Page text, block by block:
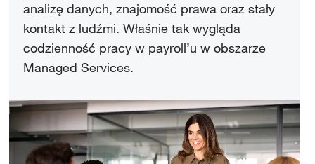
analizę danych, znajomość prawa oraz stały
kontakt z ludźmi. Właśnie tak wygląda
codzienność pracy w payroll’u w obszarze
Managed Services.